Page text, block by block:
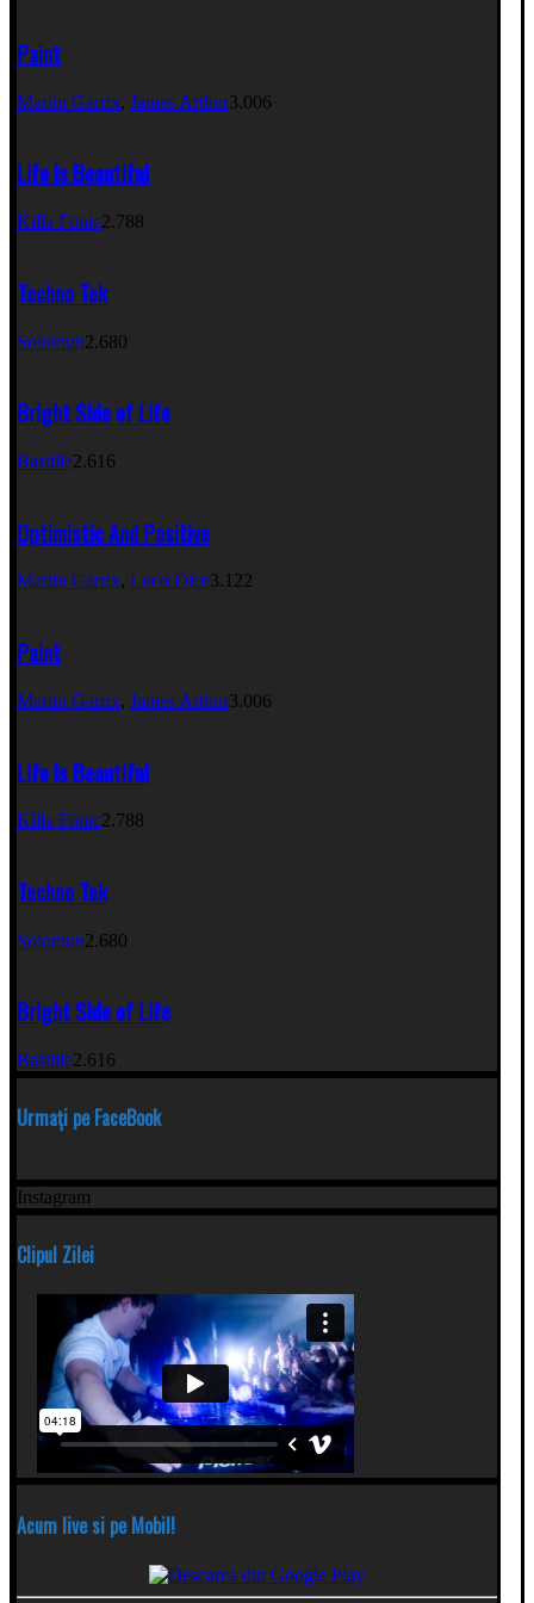
Paint
Martin Garrix, James Arthur3.006
Life Is Beautiful
Killa Fonic2.788
Techno Tek
Solomun2.680
Bright Side of Life
Bastille2.616
Optimistic And Positive
Martin Garrix, Loco Dice3.122
Paint
Martin Garrix, James Arthur3.006
Life Is Beautiful
Killa Fonic2.788
Techno Tek
Solomun2.680
Bright Side of Life
Bastille2.616
Urmați pe FaceBook
Instagram
Clipul Zilei
Acum live si pe Mobil!